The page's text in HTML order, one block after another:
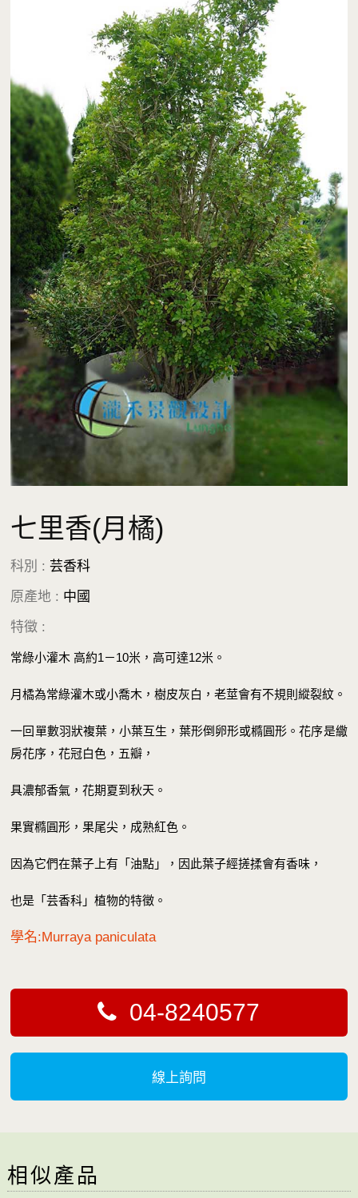
七里香(月橘)
科別 : 芸香科
原產地 : 中國
特徵 :
常綠小灌木 高約1－10米，高可達12米。
月橘為常綠灌木或小喬木，樹皮灰白，老莖會有不規則縱裂紋。
一回單數羽狀複葉，小葉互生，葉形倒卵形或橢圓形。花序是繖
房花序，花冠白色，五瓣，
具濃郁香氣，花期夏到秋天。
果實橢圓形，果尾尖，成熟紅色。
因為它們在葉子上有「油點」，因此葉子經搓揉會有香味，
也是「芸香科」植物的特徵。
學名:Murraya paniculata
04-8240577
線上詢問
相似產品